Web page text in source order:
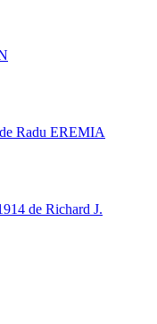
Radu EREMIA
de Richard J.